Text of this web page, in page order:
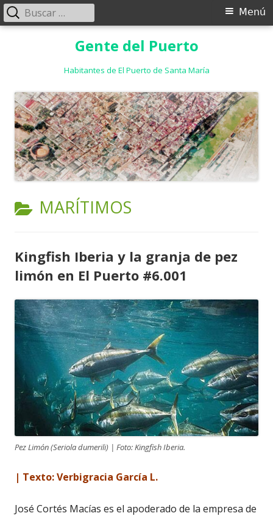
Gente del Puerto
Habitantes de El Puerto de Santa María
Menú
Menú
Buscar:
CATEGORÍA:
MARÍTIMOS
Kingfish Iberia y la granja de pez
limón en El Puerto #6.001
Pez Limón (Seriola dumerili) | Foto: Kingfish Iberia.
| Texto: Verbigracia García L.
José Cortés Macías es el apoderado de la empresa de